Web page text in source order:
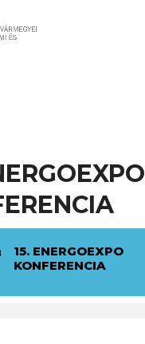
15. ENERGOEXPO
KONFERENCIA